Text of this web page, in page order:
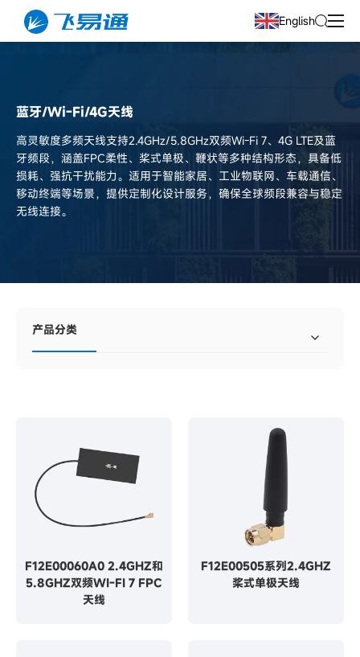
English
蓝牙/Wi-Fi/4G天线
高灵敏度多频天线支持2.4GHz/5.8GHz双频Wi-Fi 7、4G LTE及蓝
牙频段，涵盖FPC柔性、桨式单极、鞭状等多种结构形态，具备低
损耗、强抗干扰能力。适用于智能家居、工业物联网、车载通信、
移动终端等场景，提供定制化设计服务，确保全球频段兼容与稳定
无线连接。
产品分类
F12E00060A0 2.4GHZ和
5.8GHZ双频WI-FI 7 FPC
天线
F12E00505系列2.4GHZ
桨式单极天线